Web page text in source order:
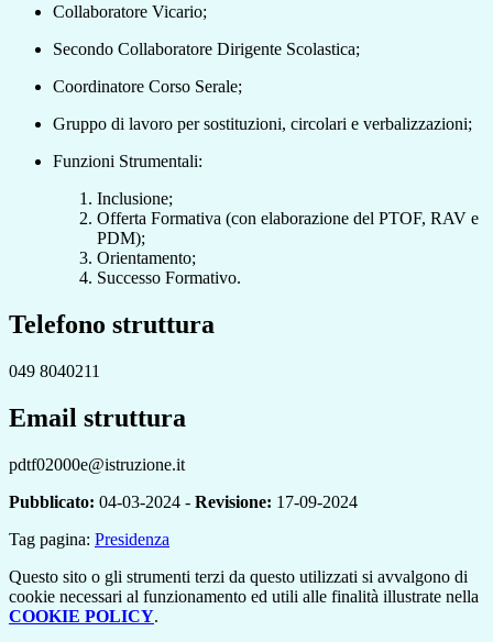
Collaboratore Vicario;
Secondo Collaboratore Dirigente Scolastica;
Coordinatore Corso Serale;
Gruppo di lavoro per sostituzioni, circolari e verbalizzazioni;
Funzioni Strumentali:
Inclusione;
Offerta Formativa (con elaborazione del PTOF, RAV e
PDM);
Orientamento;
Successo Formativo.
Telefono struttura
049 8040211
Email struttura
pdtf02000e@istruzione.it
Pubblicato: 04-03-2024 - Revisione: 17-09-2024
Tag pagina: Presidenza
Questo sito o gli strumenti terzi da questo utilizzati si avvalgono di
cookie necessari al funzionamento ed utili alle finalità illustrate nella
COOKIE POLICY.